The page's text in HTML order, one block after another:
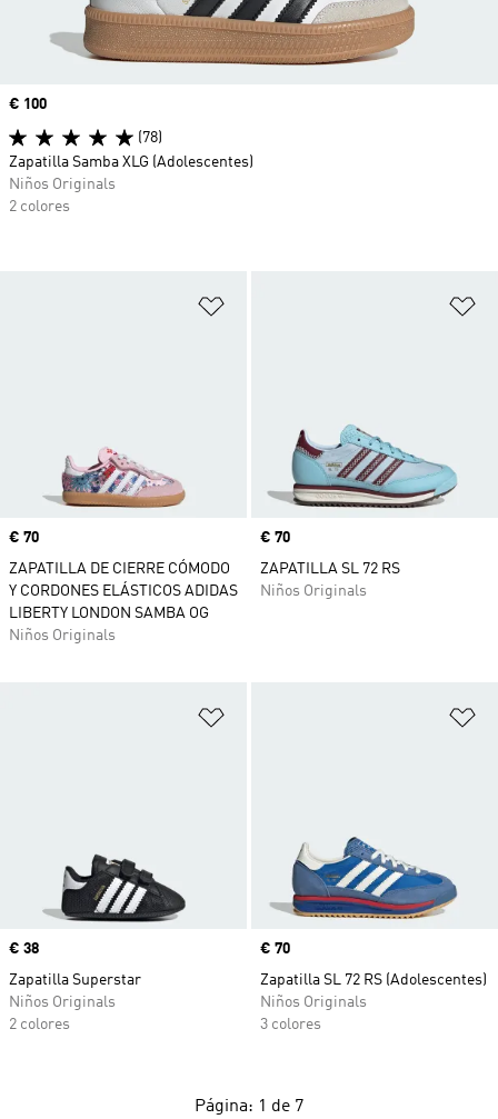
Precio
€ 70
ZAPATILLA DE CIERRE CÓMODO
Y CORDONES ELÁSTICOS ADIDAS
LIBERTY LONDON SAMBA OG
Niños Originals
Precio
€ 70
ZAPATILLA SL 72 RS
Niños Originals
Precio
€ 38
Zapatilla Superstar
Niños Originals
2 colores
Precio
€ 70
Zapatilla SL 72 RS (Adolescentes)
Niños Originals
3 colores
Precio
€ 100
(78)
Zapatilla Samba XLG (Adolescentes)
Niños Originals
2 colores
Página: 1 de 7